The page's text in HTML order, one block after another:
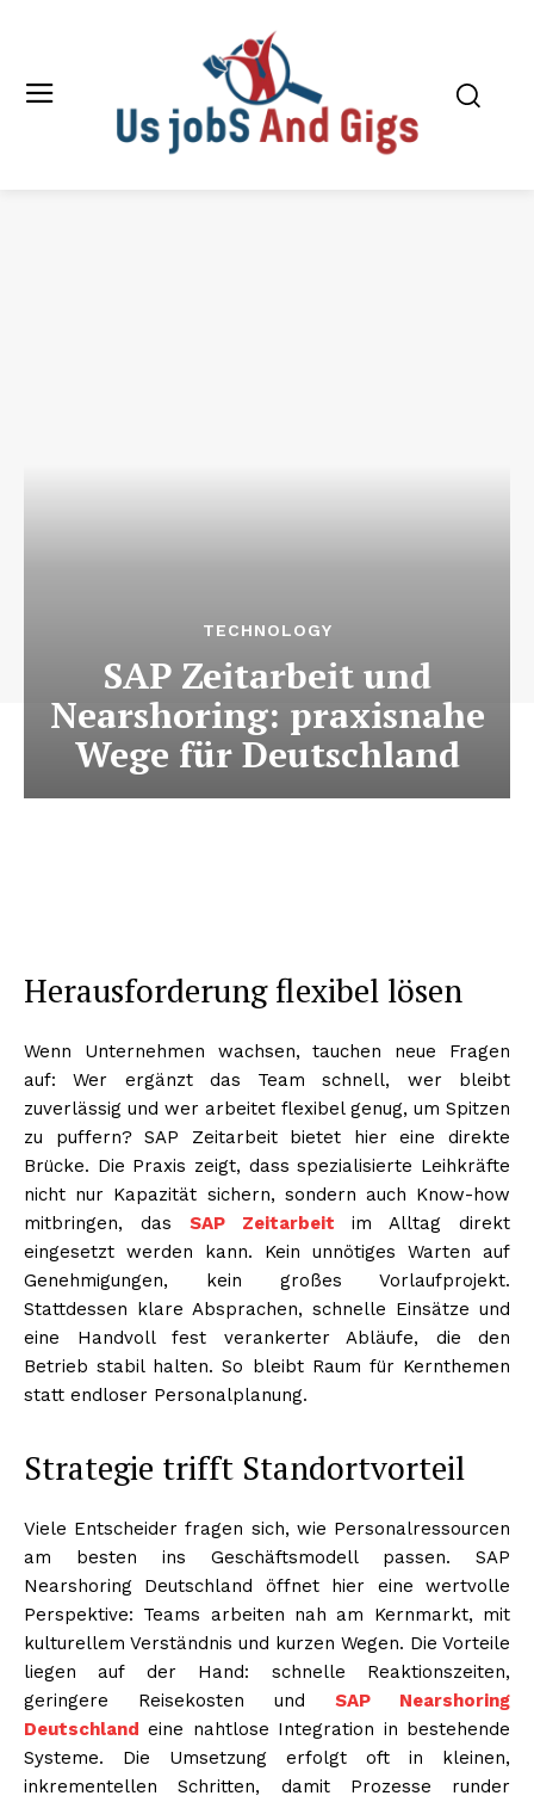
TECHNOLOGY
SAP Zeitarbeit und
Nearshoring: praxisnahe
Wege für Deutschland
Herausforderung flexibel lösen
Wenn Unternehmen wachsen, tauchen neue Fragen
auf: Wer ergänzt das Team schnell, wer bleibt
zuverlässig und wer arbeitet flexibel genug, um Spitzen
zu puffern? SAP Zeitarbeit bietet hier eine direkte
Brücke. Die Praxis zeigt, dass spezialisierte Leihkräfte
nicht nur Kapazität sichern, sondern auch Know-how
mitbringen, das SAP Zeitarbeit im Alltag direkt
eingesetzt werden kann. Kein unnötiges Warten auf
Genehmigungen, kein großes Vorlaufprojekt.
Stattdessen klare Absprachen, schnelle Einsätze und
eine Handvoll fest verankerter Abläufe, die den
Betrieb stabil halten. So bleibt Raum für Kernthemen
statt endloser Personalplanung.
Strategie trifft Standortvorteil
Viele Entscheider fragen sich, wie Personalressourcen
am besten ins Geschäftsmodell passen. SAP
Nearshoring Deutschland öffnet hier eine wertvolle
Perspektive: Teams arbeiten nah am Kernmarkt, mit
kulturellem Verständnis und kurzen Wegen. Die Vorteile
liegen auf der Hand: schnelle Reaktionszeiten,
geringere Reisekosten und SAP Nearshoring
Deutschland eine nahtlose Integration in bestehende
Systeme. Die Umsetzung erfolgt oft in kleinen,
inkrementellen Schritten, damit Prozesse runder